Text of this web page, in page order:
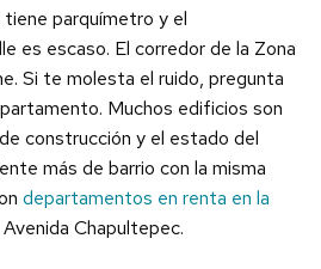
parquímetro y el
es escaso. El corredor de la Zona
Si te molesta el ruido, pregunta
Muchos edificios son
construcción y el estado del
más de barrio con la misma
departamentos en renta en la
Chapultepec.